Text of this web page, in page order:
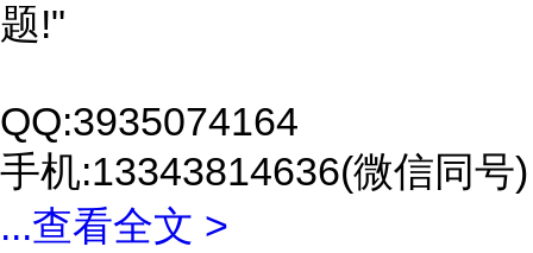
题!"
QQ:3935074164
手机:13343814636(微信同号)
...查看全文 >